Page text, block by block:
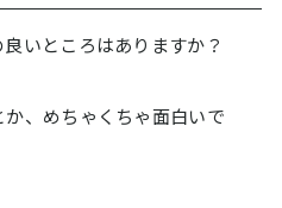
いところはありますか？
、めちゃくちゃ面白いで